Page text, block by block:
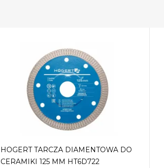
HOGERT TARCZA DIAMENTOWA DO
CERAMIKI 125 MM HT6D722